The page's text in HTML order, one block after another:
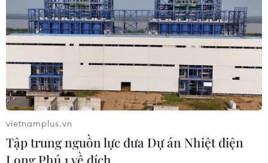
vietnamplus.vn
Tập trung nguồn lực đưa Dự án Nhiệt điện
Long Phú 1 về đích